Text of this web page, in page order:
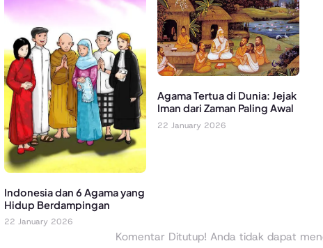
Indonesia dan 6 Agama yang
Hidup Berdampingan
22 January 2026
Agama Tertua di Dunia: Jejak
Iman dari Zaman Paling Awal
22 January 2026
Komentar Ditutup! Anda tidak dapat